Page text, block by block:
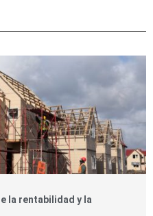
la rentabilidad y la